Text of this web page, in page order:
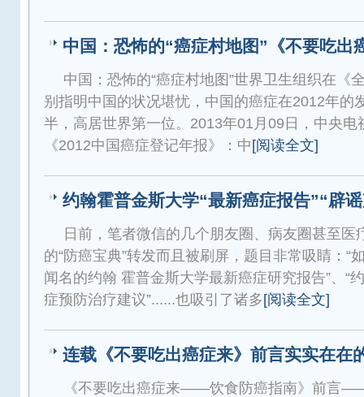
中国：恐怖的“癌症村地图”《不要吃出
中国：恐怖的“癌症村地图”世界卫生组织在《
别指明中国的状况堪忧，中国的癌症在2012年的
半，高居世界第一位。2013年01月09日，中央电
《2012中国癌症登记年报》：中 [阅读全文]
约翰霍普金斯大学“最新癌症报告”“辟
日前，笔者微信的几个朋友圈、病友圈甚至医
的“防癌宝典”转发而且被刷屏，题目非常吸睛：“
闻名的约翰 霍普金斯大学最新癌症研究报告”、“
症预防治疗建议”......也吸引了诸多 [阅读全文]
连载《不要吃出癌症来》前言实实在在
《不要吃出癌症来――饮食防癌指南》前言